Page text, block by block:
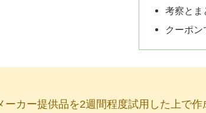
考察とま
クーポン
ーカー提供品を2週間程度試用した上で